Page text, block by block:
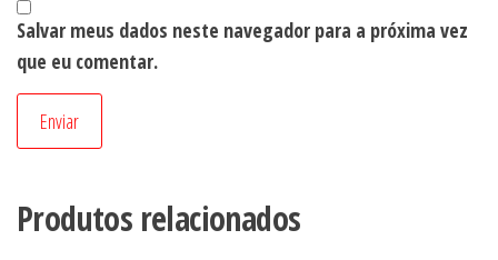
Salvar meus dados neste navegador para a próxima vez
que eu comentar.
Produtos relacionados